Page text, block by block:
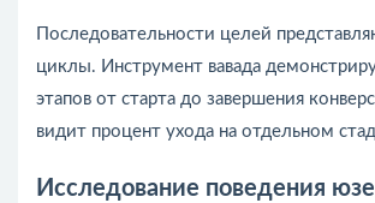
Последовательности целей
циклы. Инструмент вавада
этапов от старта до завершения
видит процент ухода на отдельном
Исследование поведения